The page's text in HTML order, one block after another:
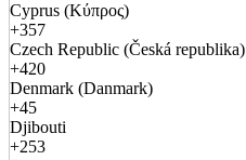
Cyprus (Κύπρος)
+357
Czech Republic (Česká republika)
+420
Denmark (Danmark)
+45
Djibouti
+253